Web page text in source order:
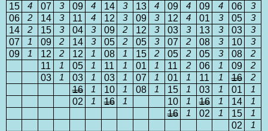
15 4 07 3 09 4 14 3 13 4 09 4 09 4 06 3
06 2 14 3 11 4 12 3 09 3 12 4 01 3 05 3
14 2 15 3 04 3 09 2 12 3 03 3 13 3 03 3
07 1 09 2 14 3 05 2 05 3 07 2 08 3 10 3
09 1 12 2 12 1 08 1 15 2 05 2 05 3 08 2
11 1 05 1 11 1 01 1 11 2 06 1 09 2
03 1 03 1 03 1 07 1 01 1 11 1 16 2
16 1 10 1 08 1 15 1 03 1 01 1
02 1 16 1 10 1 16 1 14 1
16 1 02 1 15 1
02 1